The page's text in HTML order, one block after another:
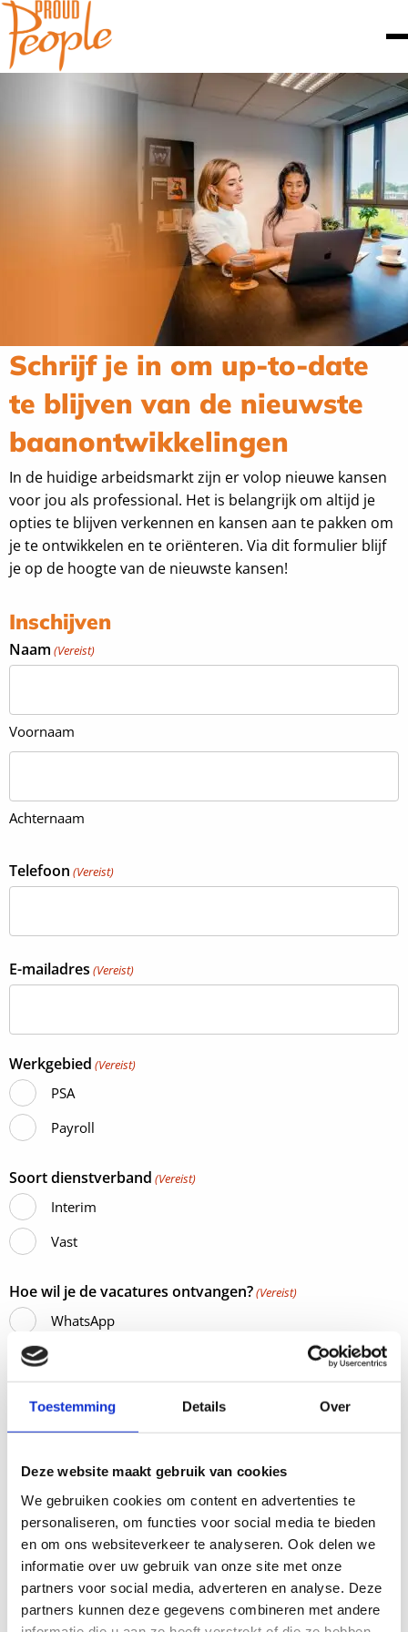
Toestemming Details Over
Deze website maakt gebruik van cookies
We gebruiken cookies om content en advertenties te
personaliseren, om functies voor social media te bieden
en om ons websiteverkeer te analyseren. Ook delen we
informatie over uw gebruik van onze site met onze
partners voor social media, adverteren en analyse. Deze
partners kunnen deze gegevens combineren met andere
Schrijf je in om up-to-date
te blijven van de nieuwste
baanontwikkelingen
In de huidige arbeidsmarkt zijn er volop nieuwe kansen
voor jou als professional. Het is belangrijk om altijd je
opties te blijven verkennen en kansen aan te pakken om
je te ontwikkelen en te oriënteren. Via dit formulier blijf
je op de hoogte van de nieuwste kansen!
Inschijven
Naam (Vereist)
Voornaam
Achternaam
Telefoon (Vereist)
E-mailadres (Vereist)
Werkgebied (Vereist)
PSA
Payroll
Soort dienstverband (Vereist)
Interim
Vast
Hoe wil je de vacatures ontvangen?(Vereist)
WhatsApp
Instemming
Ik ga akkoord dat ik word toegevoegd aan een
WhatsApp of e-mail verzendlijst
This site is protected by reCAPTCHA and the Google Privacy Policyand
Servicevoorwaardenapply.